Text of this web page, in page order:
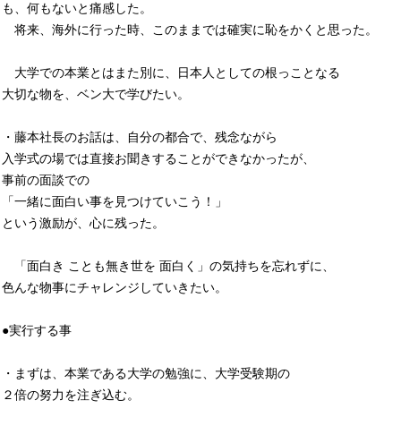
も、何もないと痛感した。
将来、海外に行った時、このままでは確実に恥をかくと思った。
大学での本業とはまた別に、日本人としての根っことなる
大切な物を、ベン大で学びたい。
・藤本社長のお話は、自分の都合で、残念ながら
入学式の場では直接お聞きすることができなかったが、
事前の面談での
「一緒に面白い事を見つけていこう！」
という激励が、心に残った。
「面白き ことも無き世を 面白く」の気持ちを忘れずに、
色んな物事にチャレンジしていきたい。
●実行する事
・まずは、本業である大学の勉強に、大学受験期の
２倍の努力を注ぎ込む。